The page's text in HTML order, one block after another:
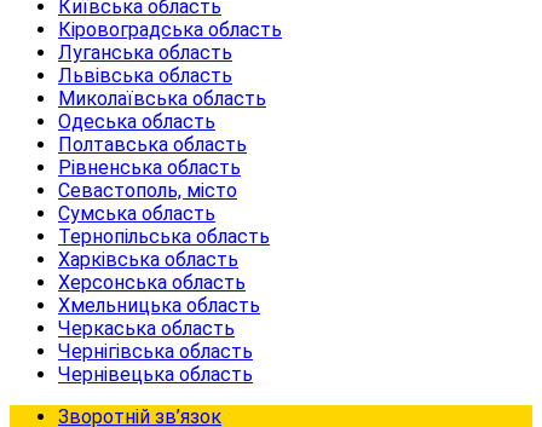
Київська область
Кіровоградська область
Луганська область
Львівська область
Миколаївська область
Одеська область
Полтавська область
Рівненська область
Севастополь, місто
Сумська область
Тернопільська область
Харківська область
Херсонська область
Хмельницька область
Черкаська область
Чернігівська область
Чернівецька область
Зворотній зв’язок